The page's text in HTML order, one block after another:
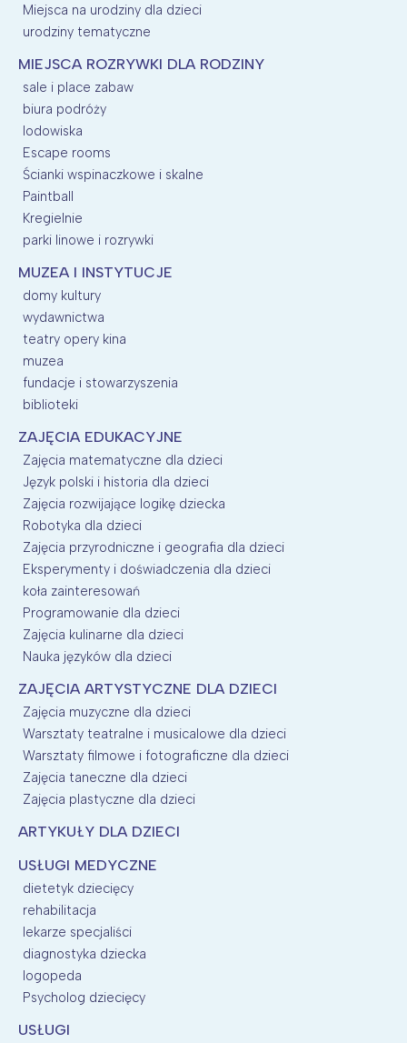
Miejsca na urodziny dla dzieci
urodziny tematyczne
MIEJSCA ROZRYWKI DLA RODZINY
sale i place zabaw
biura podróży
lodowiska
Escape rooms
Ścianki wspinaczkowe i skalne
Paintball
Kregielnie
parki linowe i rozrywki
MUZEA I INSTYTUCJE
domy kultury
wydawnictwa
teatry opery kina
muzea
fundacje i stowarzyszenia
biblioteki
ZAJĘCIA EDUKACYJNE
Zajęcia matematyczne dla dzieci
Język polski i historia dla dzieci
Zajęcia rozwijające logikę dziecka
Robotyka dla dzieci
Zajęcia przyrodniczne i geografia dla dzieci
Eksperymenty i doświadczenia dla dzieci
koła zainteresowań
Programowanie dla dzieci
Zajęcia kulinarne dla dzieci
Nauka języków dla dzieci
ZAJĘCIA ARTYSTYCZNE DLA DZIECI
Zajęcia muzyczne dla dzieci
Warsztaty teatralne i musicalowe dla dzieci
Warsztaty filmowe i fotograficzne dla dzieci
Zajęcia taneczne dla dzieci
Zajęcia plastyczne dla dzieci
ARTYKUŁY DLA DZIECI
USŁUGI MEDYCZNE
dietetyk dziecięcy
rehabilitacja
lekarze specjaliści
diagnostyka dziecka
logopeda
Psycholog dziecięcy
USŁUGI